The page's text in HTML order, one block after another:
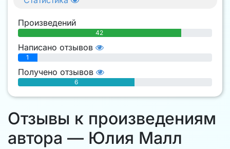
Отзывы к произведениям
автора — Юлия Малл
Произведений
42
Написано отзывов
1
Получено отзывов
6